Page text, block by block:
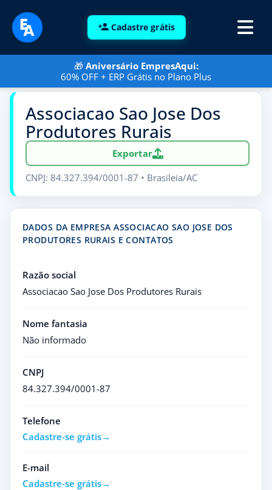
Cadastre grátis
🎁 Aniversário EmpresAqui:
60% OFF + ERP Grátis no Plano Plus
Associacao Sao Jose Dos
Produtores Rurais
Exportar
CNPJ: 84.327.394/0001-87 • Brasileia/AC
DADOS DA EMPRESA ASSOCIACAO SAO JOSE DOS
PRODUTORES RURAIS E CONTATOS
Razão social
Associacao Sao Jose Dos Produtores Rurais
Nome fantasia
Não informado
CNPJ
84.327.394/0001-87
Telefone
Cadastre-se grátis
E-mail
Cadastre-se grátis